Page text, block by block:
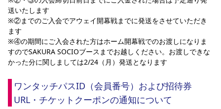
DAZNで観戦
DAZNで観戦
アウェイツアー
アウェイツアー
よくある質問
サステナビリティポリシー
活動レポート
SPORT POSITIVE LEAGUES 取り組み実績
スポーツクラブ
長居公園 セレッソフットサルパーク
セレッソフットサルパーク長居
セレッソスポーツパーク舞洲
YANMAR HANASAKA STADIUM
セレッソ大阪アカデミー
子供のサッカースクール
アカデミー
送いたします
※②までのご入会でアウェイ開幕戦までに発送をさせていただき
ます
※④の期間にご入会された方はホーム開幕戦でのお渡しになりま
すのでSAKURA SOCIOブースまでお越しください。お渡しできな
かった分に関しましては2/24（月）発送となります
ワンタッチパスID（会員番号）および招待券
URL・チケットクーポンの通知について